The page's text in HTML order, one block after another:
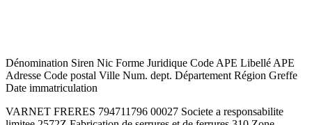
Dénomination Siren Nic Forme Juridique Code APE Libellé APE
Adresse Code postal Ville Num. dept. Département Région Greffe
Date immatriculation
VARNET FRERES 794711796 00027 Societe a responsabilite